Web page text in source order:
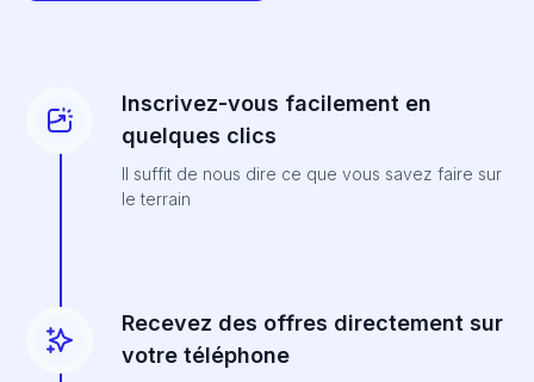
Inscrivez-vous facilement en
quelques clics
Il suffit de nous dire ce que vous savez faire sur
le terrain
Recevez des offres directement sur
votre téléphone